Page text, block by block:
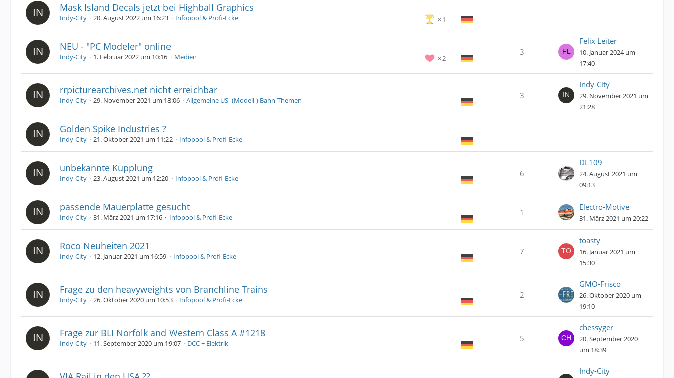
Mask Island Decals jetzt bei Highball Graphics
1
Indy-City 20. August 2022 um 16:23 Infopool & Profi-Ecke
NEU - "PC Modeler" online
2
Indy-City 1. Februar 2022 um 10:16 Medien 3
Felix Leiter
10. Januar 2024 um
17:40
rrpicturearchives.net nicht erreichbar
Indy-City 29. November 2021 um 18:06 Allgemeine US- (Modell-) Bahn-Themen 3
Indy-City
29. November 2021 um
21:28
Golden Spike Industries ?
Indy-City 21. Oktober 2021 um 11:22 Infopool & Profi-Ecke
unbekannte Kupplung
Indy-City 23. August 2021 um 12:20 Infopool & Profi-Ecke 6
DL109
24. August 2021 um
09:13
passende Mauerplatte gesucht
Indy-City 31. März 2021 um 17:16 Infopool & Profi-Ecke 1
Electro-Motive
31. März 2021 um 20:22
Roco Neuheiten 2021
Indy-City 12. Januar 2021 um 16:59 Infopool & Profi-Ecke 7
toasty
16. Januar 2021 um
15:30
Frage zu den heavyweights von Branchline Trains
Indy-City 26. Oktober 2020 um 10:53 Infopool & Profi-Ecke 2
GMO-Frisco
26. Oktober 2020 um
19:10
Frage zur BLI Norfolk and Western Class A #1218
Indy-City 11. September 2020 um 19:07 DCC + Elektrik 5
chessyger
20. September 2020
um 18:39
Indy-City